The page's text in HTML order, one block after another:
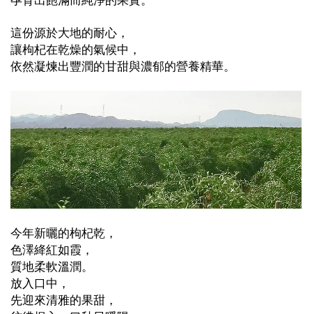
這份源於大地的耐心，
讓枸杞在乾燥的氣候中，
依然凝煉出豐潤的甘甜與濃郁的營養精華。
今年新曬的枸杞乾，
色澤絳紅如霞，
質地柔軟溫潤。
放入口中，
先迎來清雅的果甜，